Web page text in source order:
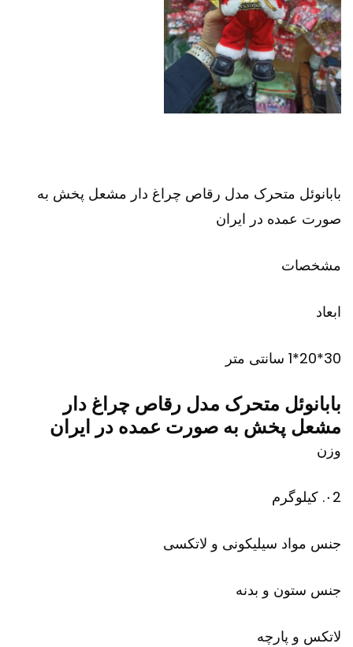
بابانوئل متحرک مدل رقاص چراغ دار مشعل پخش به
صورت عمده در ایران
مشخصات
ابعاد
30*20*1 سانتی متر
بابانوئل متحرک مدل رقاص چراغ دار
مشعل پخش به صورت عمده در ایران
وزن
۰2. کیلوگرم
جنس مواد سیلیکونی و لاتکسی
جنس ستون و بدنه
لاتکس و پارچه